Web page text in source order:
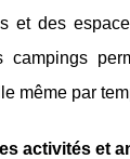
et des
campings
même par
activités et